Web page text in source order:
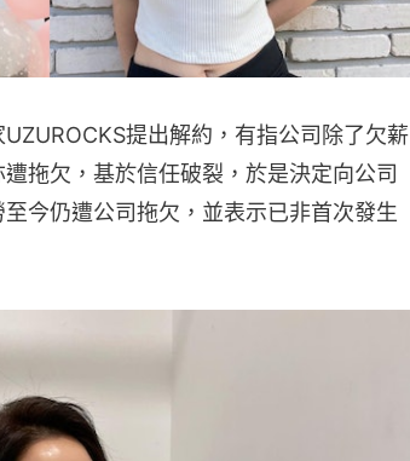
提出解約，有指公司除了欠薪
拖欠，基於信任破裂，於是決定向公司
今仍遭公司拖欠，並表示已非首次發生